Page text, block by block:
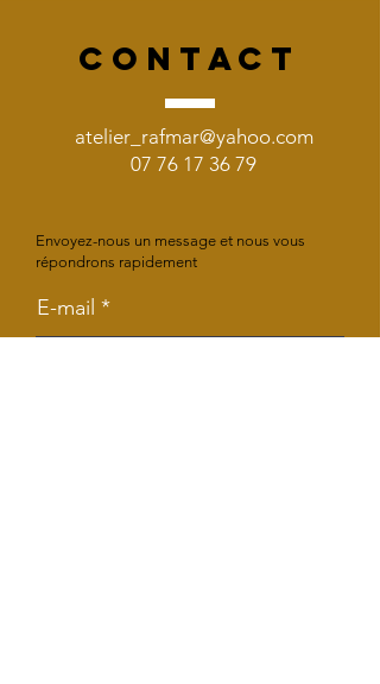
Envoyez-nous un message et nous vous
répondrons rapidement
E-mail
CONTACT
atelier_rafmar@yahoo.com
07 76 17 36 79